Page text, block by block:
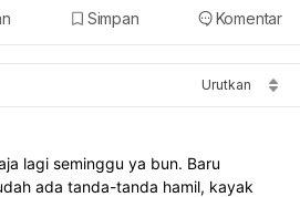
Simpan Komentar
Urutkan
lagi seminggu ya bun. Baru
ada tanda-tanda hamil, kayak